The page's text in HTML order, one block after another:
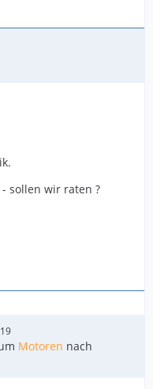
sollen wir raten ?
Motoren nach